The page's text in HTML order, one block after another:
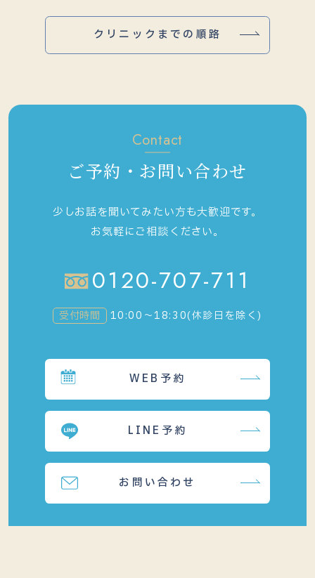
クリニックまでの順路
Contact
ご予約・お問い合わせ
少しお話を聞いてみたい方も大歓迎です。
お気軽にご相談ください。
0120-707-711
受付時間 10:00～18:30(休診日を除く)
WEB予約
LINE予約
お問い合わせ